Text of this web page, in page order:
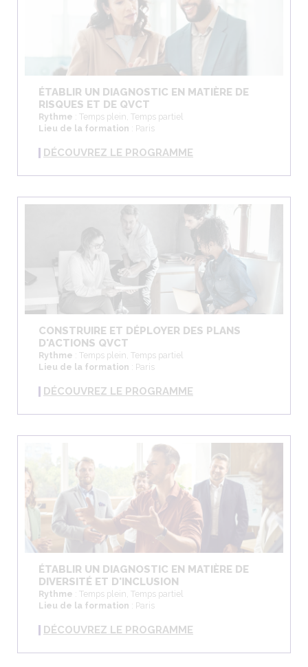
ÉTABLIR UN DIAGNOSTIC EN MATIÈRE DE
RISQUES ET DE QVCT
Rythme : Temps plein, Temps partiel
Lieu de la formation : Paris
DÉCOUVREZ LE PROGRAMME
CONSTRUIRE ET DÉPLOYER DES PLANS
D'ACTIONS QVCT
Rythme : Temps plein, Temps partiel
Lieu de la formation : Paris
DÉCOUVREZ LE PROGRAMME
ÉTABLIR UN DIAGNOSTIC EN MATIÈRE DE
DIVERSITÉ ET D'INCLUSION
Rythme : Temps plein, Temps partiel
Lieu de la formation : Paris
DÉCOUVREZ LE PROGRAMME